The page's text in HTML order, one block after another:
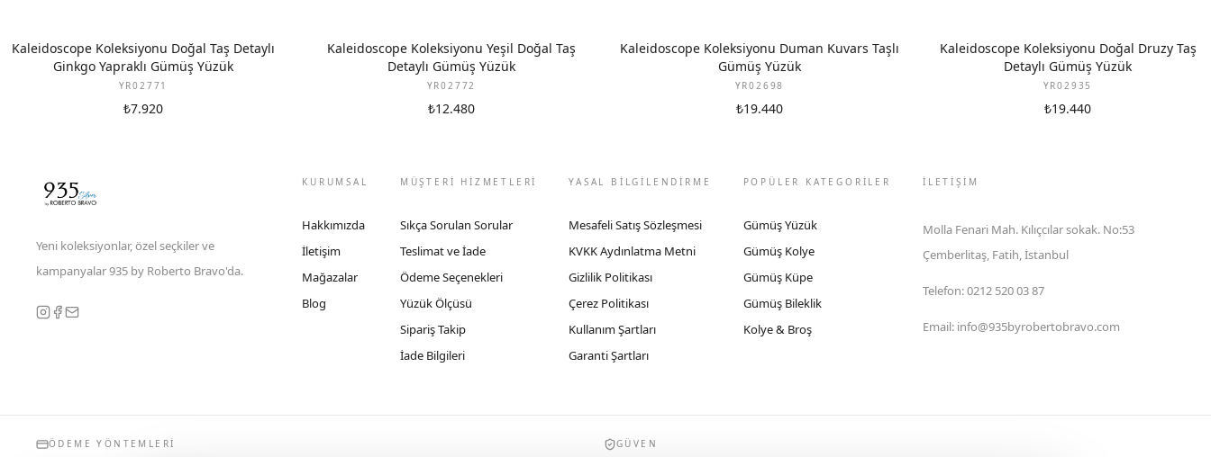
Kaleidoscope Koleksiyonu Doğal Taş Detaylı
Ginkgo Yapraklı Gümüş Yüzük
YR02771
₺7.920
Kaleidoscope Koleksiyonu Yeşil Doğal Taş
Detaylı Gümüş Yüzük
YR02772
₺12.480
Kaleidoscope Koleksiyonu Duman Kuvars Taşlı
Gümüş Yüzük
YR02698
₺19.440
Kaleidoscope Koleksiyonu Doğal Druzy Taş
Detaylı Gümüş Yüzük
YR02935
₺19.440
Yeni koleksiyonlar, özel seçkiler ve
kampanyalar 935 by Roberto Bravo'da.
KURUMSAL
Hakkımızda
İletişim
Mağazalar
Blog
MÜŞTERİ HİZMETLERİ
Sıkça Sorulan Sorular
Teslimat ve İade
Ödeme Seçenekleri
Yüzük Ölçüsü
Sipariş Takip
İade Bilgileri
YASAL BİLGİLENDİRME
Mesafeli Satış Sözleşmesi
KVKK Aydınlatma Metni
Gizlilik Politikası
Çerez Politikası
Kullanım Şartları
Garanti Şartları
POPÜLER KATEGORİLER
Gümüş Yüzük
Gümüş Kolye
Gümüş Küpe
Gümüş Bileklik
Kolye & Broş
İLETIŞIM
Molla Fenari Mah. Kılıçcılar sokak. No:53
Çemberlitaş, Fatih, İstanbul
Telefon:0212 520 03 87
Email: info@935byrobertobravo.com
ÖDEME YÖNTEMLERI GÜVEN